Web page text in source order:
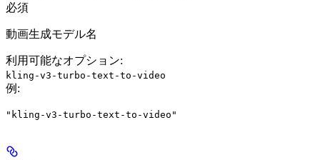
必須
動画生成モデル名
利用可能なオプション:
kling-v3-turbo-text-to-video
例 :
"kling-v3-turbo-text-to-video"